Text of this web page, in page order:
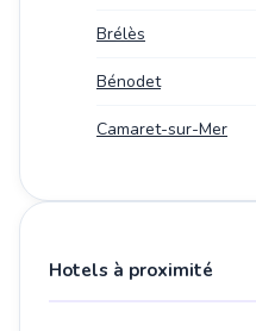
Brélès
Bénodet
Camaret-sur-Mer
Hotels à proximité